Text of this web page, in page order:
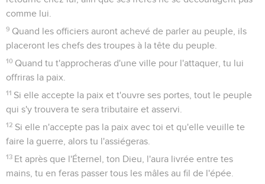
comme lui.
9 Quand les officiers auront achevé de parler au peuple, ils
placeront les chefs des troupes à la tête du peuple.
10 Quand tu t'approcheras d'une ville pour l'attaquer, tu lui
offriras la paix.
11 Si elle accepte la paix et t'ouvre ses portes, tout le peuple
qui s'y trouvera te sera tributaire et asservi.
12 Si elle n'accepte pas la paix avec toi et qu'elle veuille te
faire la guerre, alors tu l'assiégeras.
13 Et après que l'Éternel, ton Dieu, l'aura livrée entre tes
mains, tu en feras passer tous les mâles au fil de l'épée.